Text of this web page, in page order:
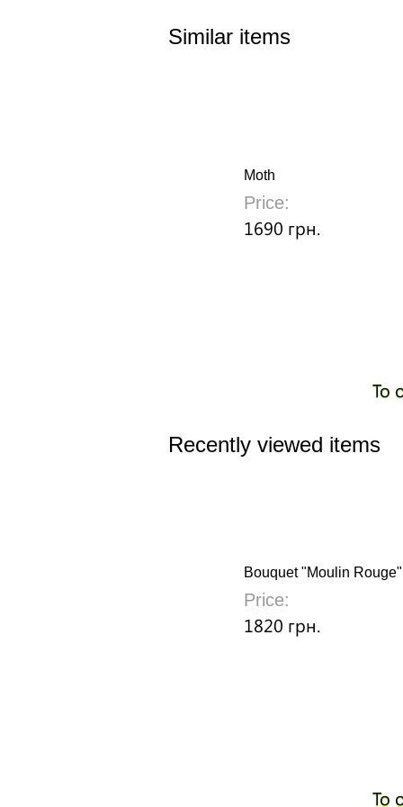
Similar items
Moth
Price:
1690 грн.
To
Recently viewed items
Bouquet "Moulin Rouge"
Price:
1820 грн.
To